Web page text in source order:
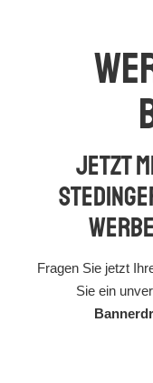
Jetzt
Fragen Sie jetzt
Sie ein